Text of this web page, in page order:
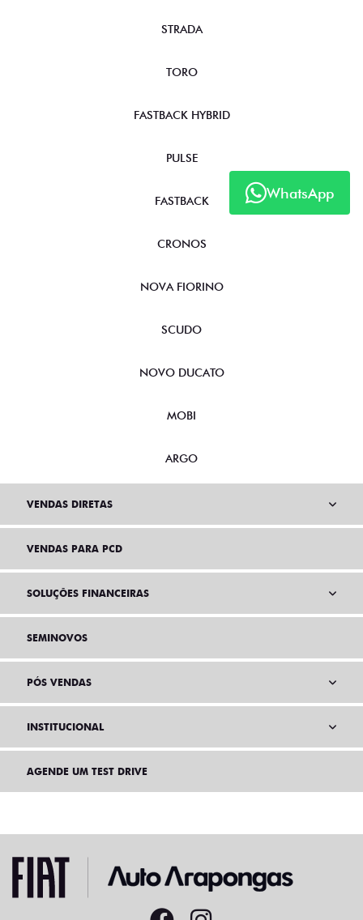
WhatsApp
STRADA
TORO
FASTBACK HYBRID
PULSE
FASTBACK
CRONOS
NOVA FIORINO
SCUDO
NOVO DUCATO
MOBI
ARGO
VENDAS DIRETAS
VENDAS PARA PCD
SOLUÇÕES FINANCEIRAS
SEMINOVOS
PÓS VENDAS
INSTITUCIONAL
AGENDE UM TEST DRIVE